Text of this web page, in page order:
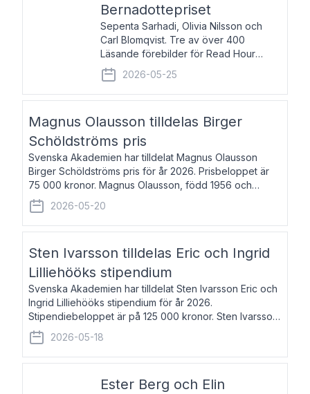
Bernadottepriset
Sepenta Sarhadi, Olivia Nilsson och
Carl Blomqvist. Tre av över 400
Läsande förebilder för Read Hour
Sverige. Foto: Michael Wall. Den ideella
föreningen Läsrörelsen tilldelas
Bernadottepriset 2026 för att den
2026-05-25
Magnus Olausson tilldelas Birger
Schöldströms pris
Svenska Akademien har tilldelat Magnus Olausson
Birger Schöldströms pris för år 2026. Prisbeloppet är
75 000 kronor. Magnus Olausson, född 1956 och
bosatt i Stockholm, är konstvetare, museiman och
hovman. Han disputerade 1993 vid Uppsala un
2026-05-20
Sten Ivarsson tilldelas Eric och Ingrid
Lilliehööks stipendium
Svenska Akademien har tilldelat Sten Ivarsson Eric och
Ingrid Lilliehööks stipendium för år 2026.
Stipendiebeloppet är på 125 000 kronor. Sten Ivarsson,
född 1979, är mediateksamordnare vid
Söderslättsgymnasiet i Trelleborg. Här har han på
2026-05-18
Ester Berg och Elin